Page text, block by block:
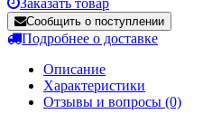
Сообщить о поступлении
Подробнее о доставке
Описание
Характеристики
Отзывы и вопросы (0)